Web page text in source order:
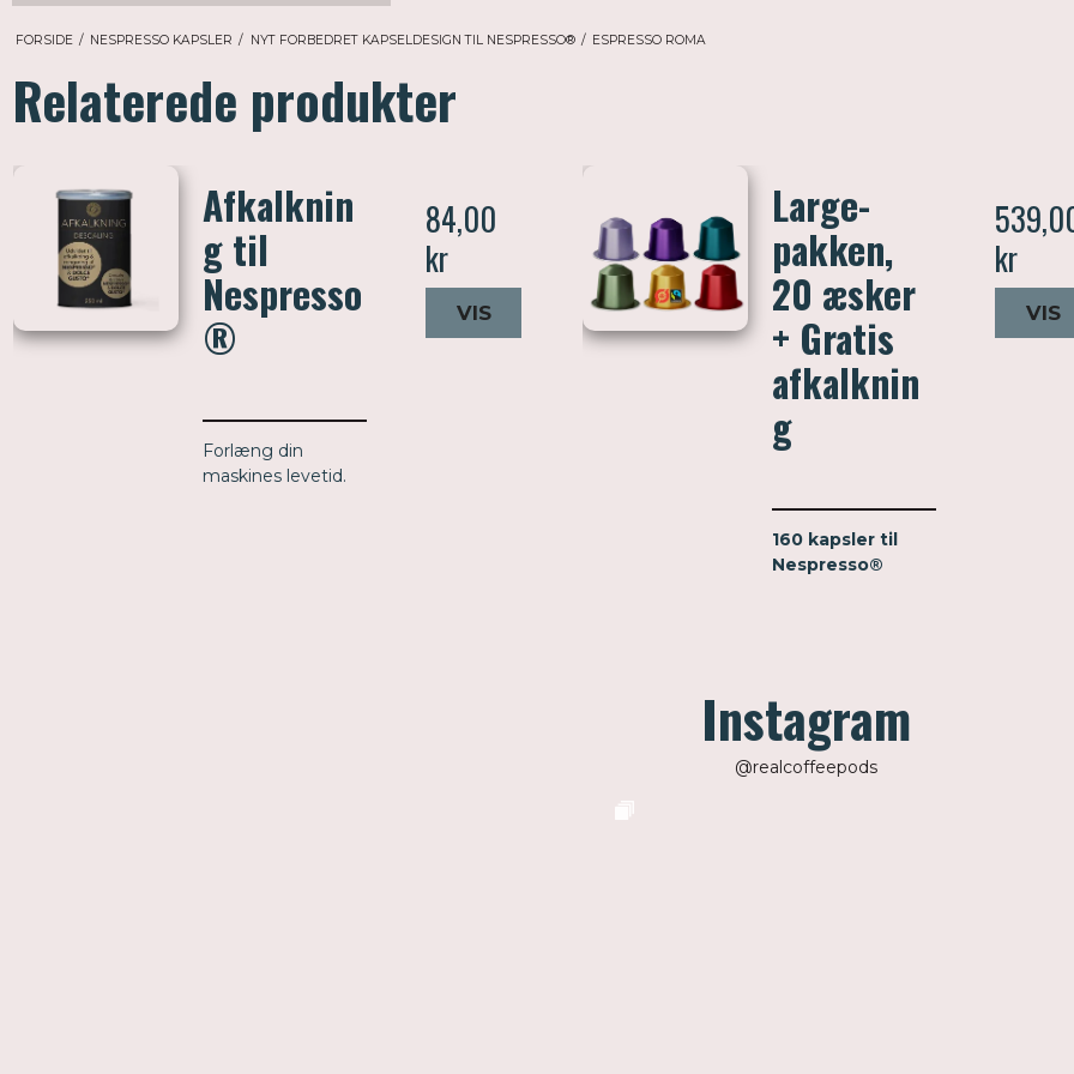
FORSIDE / NESPRESSO KAPSLER / NYT FORBEDRET KAPSELDESIGN TIL NESPRESSO® / ESPRESSO ROMA
Relaterede produkter
Afkalknin
g til
Nespresso
®
Forlæng din
maskines levetid.
84,00
kr
VIS
Large-
pakken,
20 æsker
+ Gratis
afkalknin
g
160 kapsler til
Nespresso®
kr
VIS
Instagram
@realcoffeepods